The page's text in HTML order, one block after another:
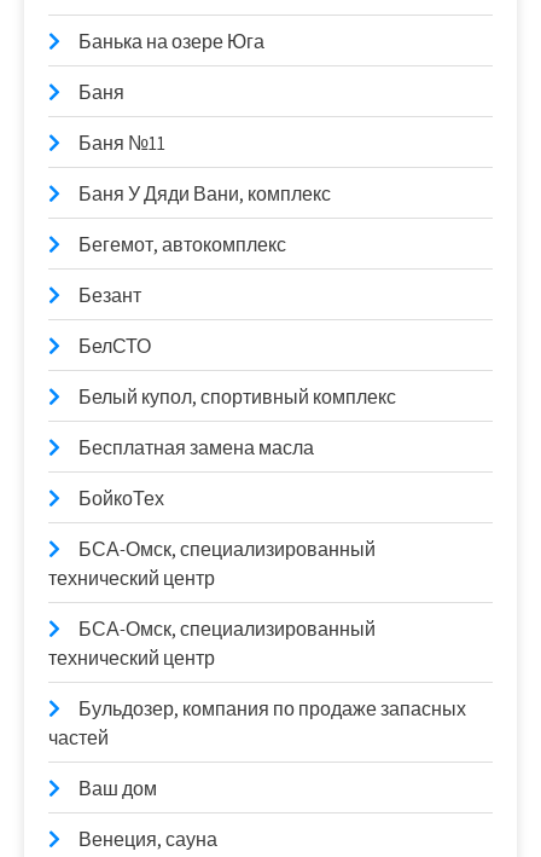
Банька на озере Юга
Баня
Баня №11
Баня У Дяди Вани, комплекс
Бегемот, автокомплекс
Безант
БелСТО
Белый купол, спортивный комплекс
Бесплатная замена масла
БойкоТех
БСА-Омск, специализированный
технический центр
БСА-Омск, специализированный
технический центр
Бульдозер, компания по продаже запасных
частей
Ваш дом
Венеция, сауна